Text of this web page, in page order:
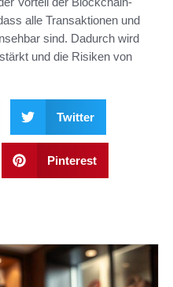
alle Transaktionen und
sind. Dadurch wird
und die Risiken von
Twitter
Pinterest